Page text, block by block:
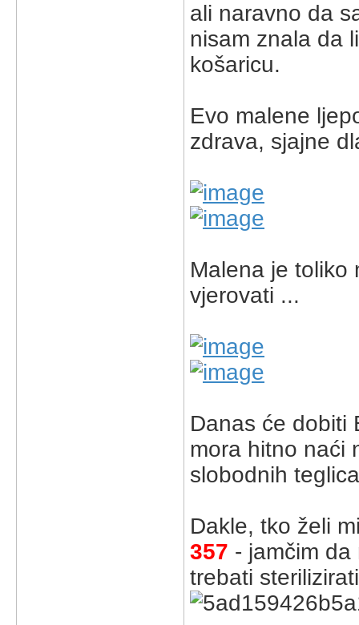
ali naravno da
nisam znala da
košaricu.
Evo malene
zdrava, sjajne
Malena je toliko
vjerovati ...
Danas će dobiti
mora hitno naći
slobodnih
Dakle, tko želi
357 - jamčim
trebati